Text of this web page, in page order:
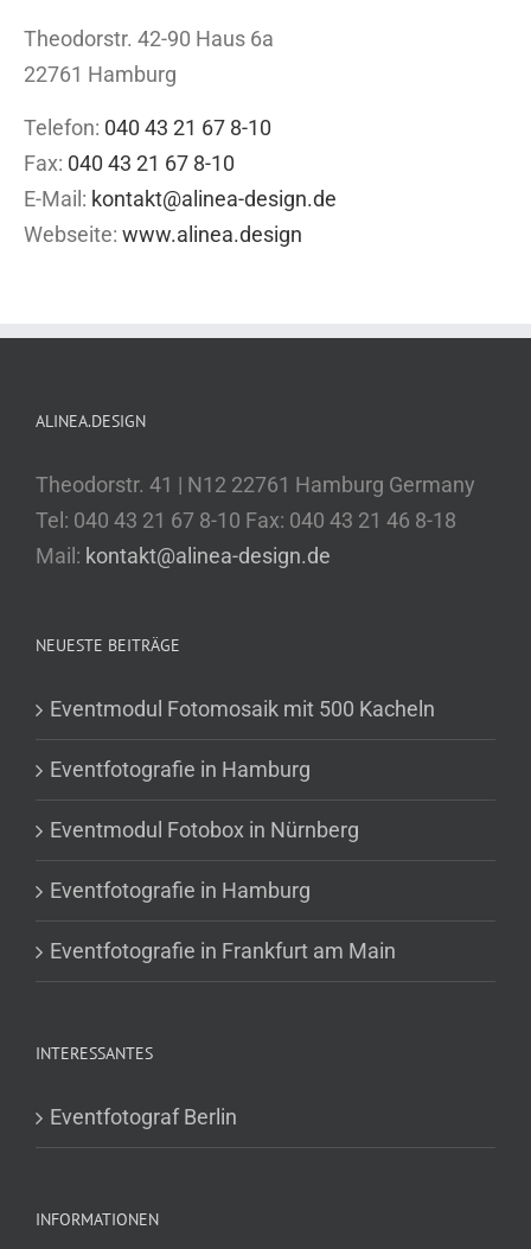
Theodorstr. 42-90 Haus 6a
22761 Hamburg
Telefon: 040 43 21 67 8-10
Fax: 040 43 21 67 8-10
E-Mail: kontakt@alinea-design.de
Webseite: www.alinea.design
ALINEA.DESIGN
Theodorstr. 41 | N12 22761 Hamburg Germany
Tel: 040 43 21 67 8-10 Fax: 040 43 21 46 8-18
Mail: kontakt@alinea-design.de
NEUESTE BEITRÄGE
Eventmodul Fotomosaik mit 500 Kacheln
Eventfotografie in Hamburg
Eventmodul Fotobox in Nürnberg
Eventfotografie in Hamburg
Eventfotografie in Frankfurt am Main
INTERESSANTES
Eventfotograf Berlin
INFORMATIONEN